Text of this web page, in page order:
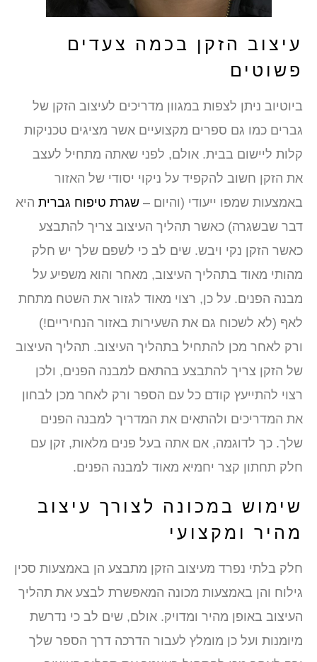
עיצוב הזקן בכמה צעדים
פשוטים
ביוטיוב ניתן לצפות במגוון מדריכים לעיצוב הזקן של
גברים כמו גם ספרים מקצועיים אשר מציגים טכניקות
קלות ליישום בבית. אולם, לפני שאתה מתחיל לעצב
את הזקן חשוב להקפיד על ניקוי יסודי של האזור
באמצעות שמפו ייעודי (והיום – שגרת טיפוח גבריתהיא
דבר שבשגרה) כאשר תהליך העיצוב צריך להתבצע
כאשר הזקן נקי ויבש. שים לב כי לשפם שלך יש חלק
מהותי מאוד בתהליך העיצוב, מאחר והוא משפיע על
מבנה הפנים. על כן, רצוי מאוד לגזור את השטח מתחת
לאף (לא לשכוח גם את השעירות באזור הנחיריים!)
ורק לאחר מכן להתחיל בתהליך העיצוב. תהליך העיצוב
של הזקן צריך להתבצע בהתאם למבנה הפנים, ולכן
רצוי להתייעץ קודם כל עם הספר ורק לאחר מכן לבחון
את המדריכים ולהתאים את המדריך למבנה הפנים
שלך. כך לדוגמה, אם אתה בעל פנים מלאות, זקן עם
חלק תחתון קצר יחמיא מאוד למבנה הפנים.
שימוש במכונה לצורך עיצוב
מהיר ומקצועי
חלק בלתי נפרד מעיצוב הזקן מתבצע הן באמצעות סכין
גילוח והן באמצעות מכונה המאפשרת לבצע את תהליך
העיצוב באופן מהיר ומדויק. אולם, שים לב כי נדרשת
מיומנות ועל כן מומלץ לעבור הדרכה דרך הספר שלך